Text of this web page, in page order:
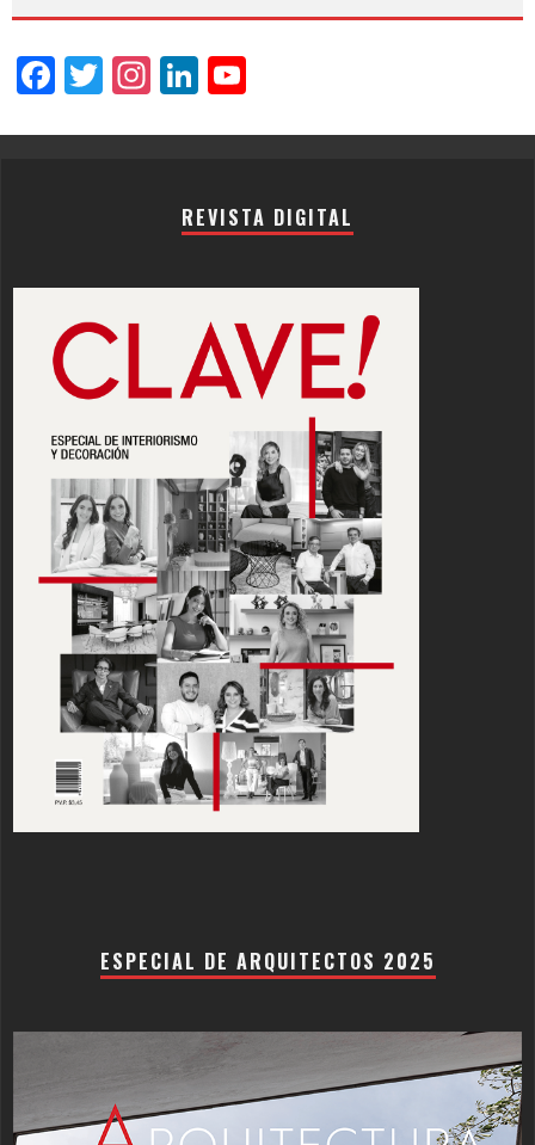
Facebook
Twitter
Instagram
LinkedIn
REVISTA DIGITAL
ESPECIAL DE ARQUITECTOS 2025